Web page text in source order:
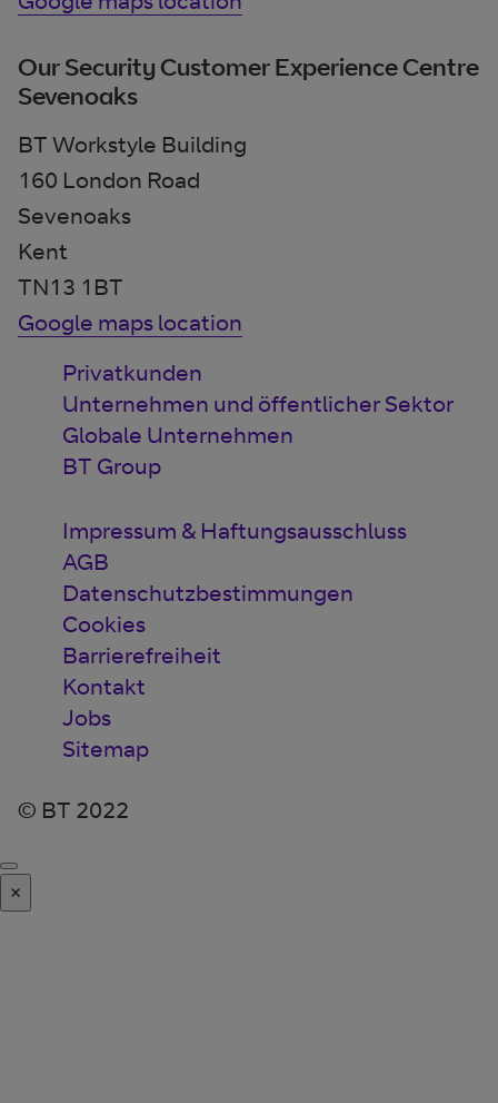
Our Security Customer Experience Centre
Sevenoaks
BT Workstyle Building
160 London Road
Sevenoaks
Kent
TN13 1BT
Google maps location
Privatkunden
Unternehmen und öffentlicher Sektor
Globale Unternehmen
BT Group
Impressum & Haftungsausschluss
AGB
Datenschutzbestimmungen
Cookies
Barrierefreiheit
Kontakt
Jobs
Sitemap
© BT 2022
×